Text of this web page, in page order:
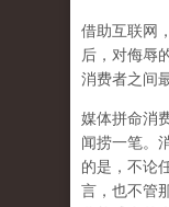
借助互联网
后，对侮辱
消费者之间
媒体拼命消
闻捞一笔。
的是，不论
言，也不管